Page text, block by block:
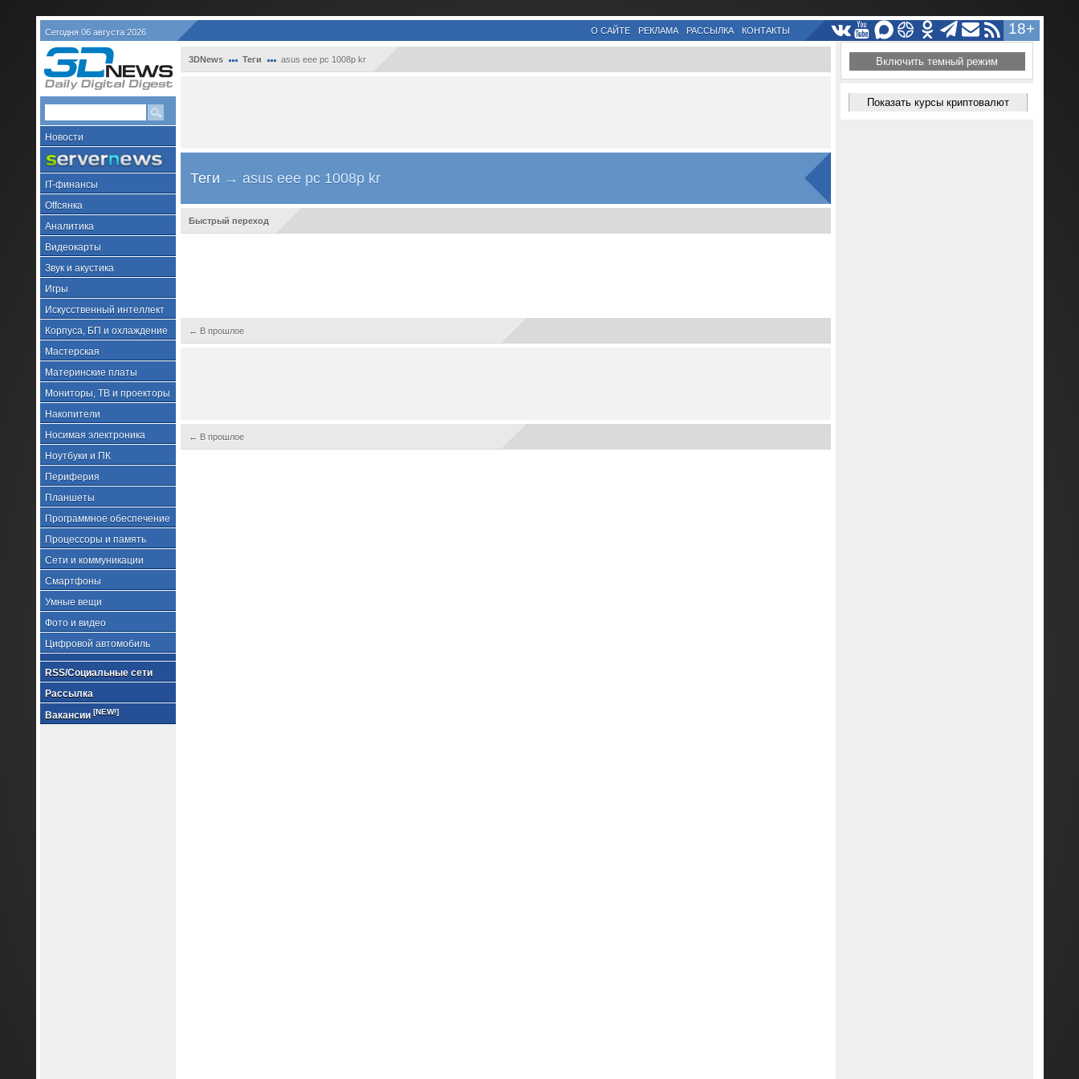
Сегодня 06 августа 2026 18+
О САЙТЕ РЕКЛАМА РАССЫЛКА КОНТАКТЫ
Новости
IT-финансы
Offсянка
Аналитика
Видеокарты
Звук и акустика
Игры
Искусственный интеллект
Корпуса, БП и охлаждение
Мастерская
Материнские платы
Мониторы, ТВ и проекторы
Накопители
Носимая электроника
Ноутбуки и ПК
Периферия
Планшеты
Программное обеспечение
Процессоры и память
Сети и коммуникации
Смартфоны
Умные вещи
Фото и видео
Цифровой автомобиль
RSS/Социальные сети
Рассылка
Вакансии [NEW!]
3DNews Теги asus eee pc 1008p kr
Теги → asus eee pc 1008p kr
Быстрый переход
← В прошлое
← В прошлое
Включить темный режим
Показать курсы криптовалют